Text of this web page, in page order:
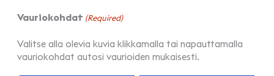
Vauriokohdat (Required)
Valitse alla olevia kuvia klikkamalla tai napauttamalla
vauriokohdat autosi vaurioiden mukaisesti.